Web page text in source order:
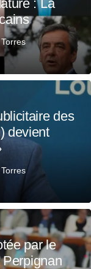
: La
des
devient
par le